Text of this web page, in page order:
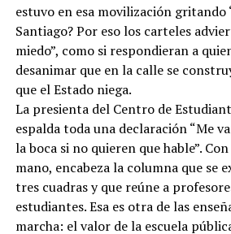
estuvo en esa movilización gritando
Santiago? Por eso los carteles
miedo”, como si respondieran a
desanimar que en la calle se
que el Estado niega.
La presienta del Centro de
espalda toda una declaración “Me
la boca si no quieren que hable”.
mano, encabeza la columna que se
tres cuadras y que reúne a
estudiantes. Esa es otra de las
marcha: el valor de la escuela